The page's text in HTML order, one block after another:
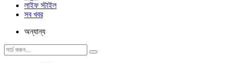
লাইফ স্টাইল
সব খবর
অন্যান্য